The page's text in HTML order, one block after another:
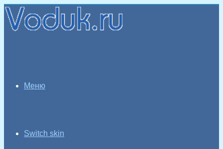
Меню
Switch skin